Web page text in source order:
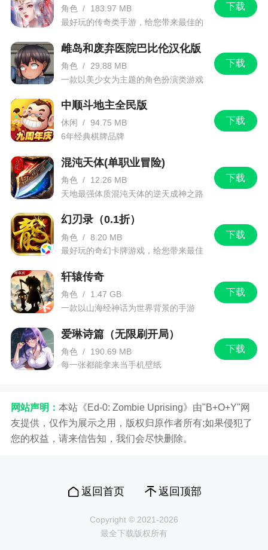
·部分已知问题修改
下载
角色 /
183.97 MB
最好玩的传奇类手游，给您带来最佳的
下载
雌岛和废弃医院巴比伦汉化版
角色 /
29.88 MB
一款以美少女为主题的角色扮演类游戏
下载
中顺斗地主全民版
休闲 / 94.75 MB
6年经典棋牌品牌
下载
混沌天体(单职业冒险)
角色 /
12.26 MB
天地最强体质混沌天体的逆天成神之路
下载
幻刃录（0.1折）
角色 / 8.20 MB
最好玩的奇幻卡牌游戏，给您带来最佳
下载
轩辕传奇
角色 /
1.47 GB
一款以山海经神话为世界背景的手游
下载
爱琳诗篇（无限刷开局）
角色 /
190.69 MB
每一张都能拿来当手机壁纸
网站声明： 本站《Ed-0: Zombie Uprising》由"B+O+Y"网
友提供，仅作为展示之用，版权归原作者所有;如果侵犯了
您的权益，请来信告知，我们会尽快删除。
返回首页 返回顶部
Copyright © 2021-2026
最全下载版权所有